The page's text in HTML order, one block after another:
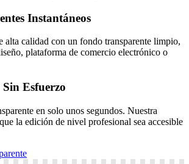
Instantáneos
alta calidad con un fondo transparente limpio,
plataforma de comercio electrónico o
Esfuerzo
en solo unos segundos. Nuestra
la edición de nivel profesional sea accesible